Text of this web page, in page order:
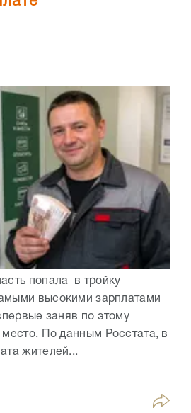
попала в тройку
высокими зарплатами
заняв по этому
место. По данным Росстата, в
жителей...